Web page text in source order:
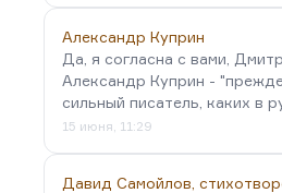
Александр Куприн
Да, я согласна с вами,
Александр Куприн -
сильный писатель, каких в
15 июня, 11:29
Давид Самойлов,